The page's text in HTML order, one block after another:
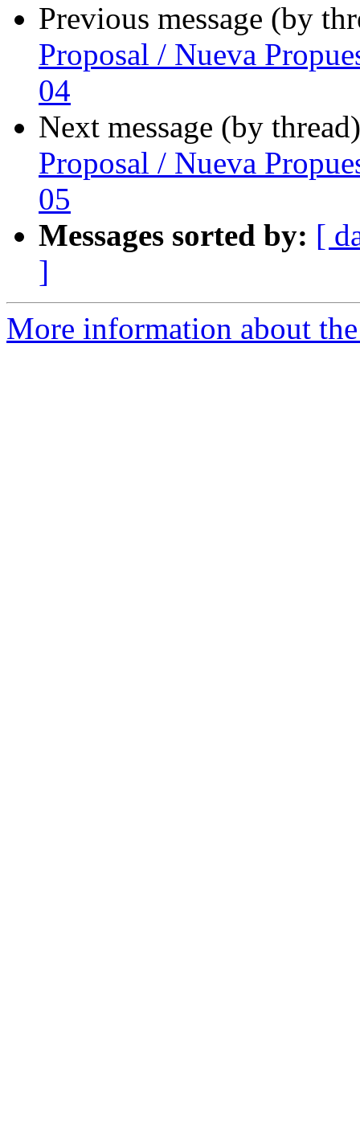
Previous message (by
Proposal / Nueva
04
Next message (by
Proposal / Nueva
05
Messages sorted by: [
]
More information about